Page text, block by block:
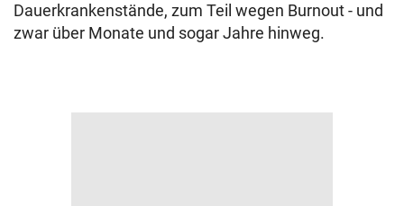
Dauerkrankenstände, zum Teil wegen Burnout - und
zwar über Monate und sogar Jahre hinweg.